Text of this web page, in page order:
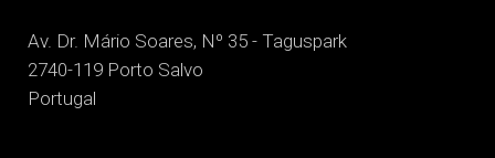
Av. Dr. Mário Soares, Nº 35 - Taguspark
2740-119 Porto Salvo
Portugal